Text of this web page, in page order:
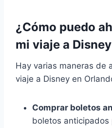
¿Cómo puedo
mi viaje a
Hay varias maneras de
viaje a Disney en
Comprar boletos
boletos anticipados